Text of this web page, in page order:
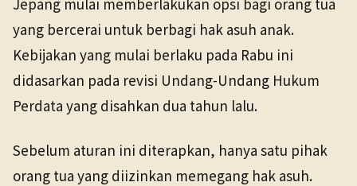
TANGGAL SUMBER
1 Apr 2026
Pranala sumber asli tidak lagi tersedia. Versi arsip
yang bercerai untuk berbagi hak asuh anak.
Kebijakan yang mulai berlaku pada Rabu ini
didasarkan pada revisi Undang-Undang Hukum
Perdata yang disahkan dua tahun lalu.
Sebelum aturan ini diterapkan, hanya satu pihak
orang tua yang diizinkan memegang hak asuh.